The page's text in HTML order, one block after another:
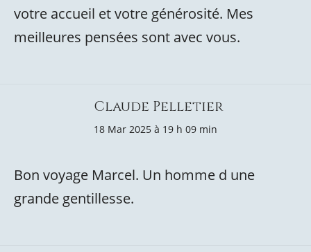
votre accueil et votre générosité. Mes
meilleures pensées sont avec vous.
Claude Pelletier
18 Mar 2025 à 19 h 09 min
Bon voyage Marcel. Un homme d une
grande gentillesse.